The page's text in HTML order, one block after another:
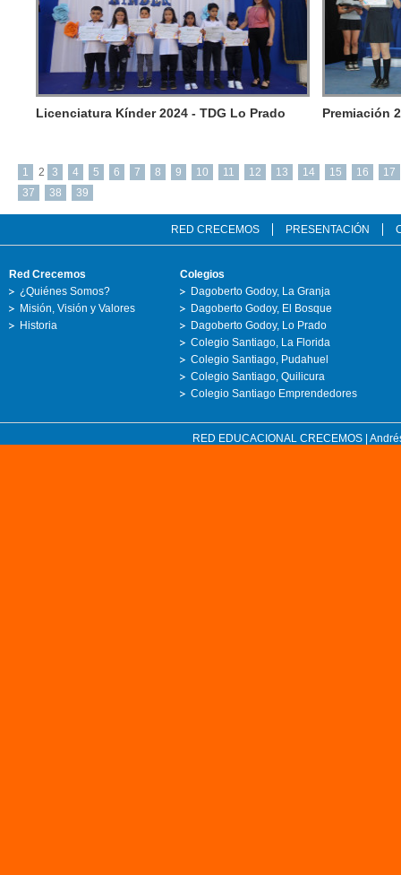
Licenciatura Kínder 2024 - TDG Lo Prado Premiación
1 2 3 4 5 6 7 8 9 10 11 12 13 14 15 16
17
37
38 39
RED CRECEMOS PRESENTACIÓN
Red Crecemos
¿Quiénes Somos?
Misión, Visión y Valores
Historia
Colegios
Dagoberto Godoy, La Granja
Dagoberto Godoy, El Bosque
Dagoberto Godoy, Lo Prado
Colegio Santiago, La Florida
Colegio Santiago, Pudahuel
Colegio Santiago, Quilicura
Colegio Santiago Emprendedores
RED EDUCACIONAL CRECEMOS |